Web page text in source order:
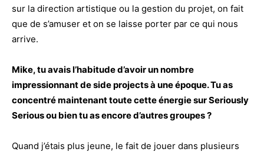
sur la direction artistique ou la gestion du projet, on fait
que de s’amuser et on se laisse porter par ce qui nous
arrive.
Mike, tu avais l’habitude d’avoir un nombre
impressionnant de side projects à une époque. Tu as
concentré maintenant toute cette énergie sur Seriously
Serious ou bien tu as encore d’autres groupes ?
Quand j’étais plus jeune, le fait de jouer dans plusieurs